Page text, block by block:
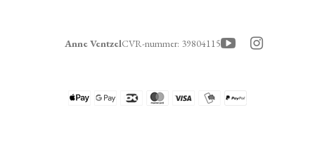
Anne VentzelCVR-nummer: 39804115